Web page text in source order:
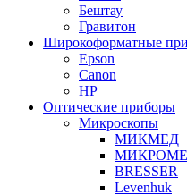
Бештау
Гравитон
Широкоформатные
Epson
Canon
HP
Оптические приборы
Микроскопы
МИКМЕД
BRESSER
Levenhuk